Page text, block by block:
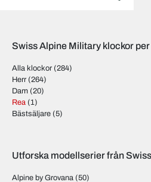
Swiss Alpine Military klockor
Alla klockor (284)
Herr (264)
Dam (20)
Rea (1)
Bästsäljare (5)
Utforska modellserier från
Alpine by Grovana (50)